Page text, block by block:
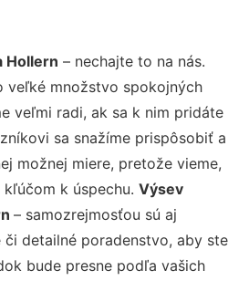
Hollern – nechajte to na nás.
veľké množstvo spokojných
veľmi radi, ak sa k nim pridáte
sa snažíme prispôsobiť a
možnej miere, pretože vieme,
k úspechu. Výsev
– samozrejmosťou sú aj
detailné poradenstvo, aby ste
bude presne podľa vašich